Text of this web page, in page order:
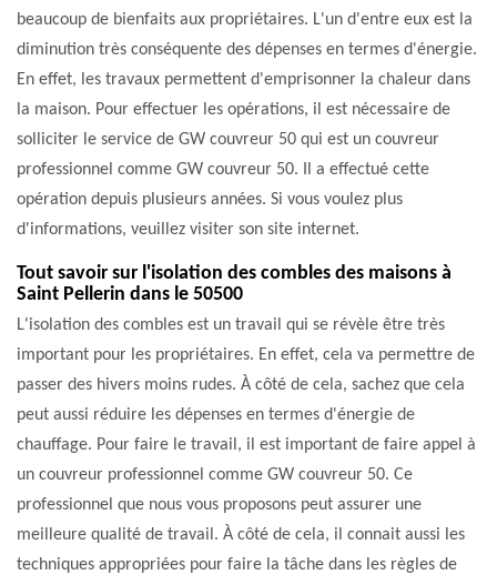
beaucoup de bienfaits aux propriétaires. L'un d'entre eux est la
diminution très conséquente des dépenses en termes d'énergie.
En effet, les travaux permettent d'emprisonner la chaleur dans
la maison. Pour effectuer les opérations, il est nécessaire de
solliciter le service de GW couvreur 50 qui est un couvreur
professionnel comme GW couvreur 50. Il a effectué cette
opération depuis plusieurs années. Si vous voulez plus
d'informations, veuillez visiter son site internet.
Tout savoir sur l'isolation des combles des maisons à
Saint Pellerin dans le 50500
L'isolation des combles est un travail qui se révèle être très
important pour les propriétaires. En effet, cela va permettre de
passer des hivers moins rudes. À côté de cela, sachez que cela
peut aussi réduire les dépenses en termes d'énergie de
chauffage. Pour faire le travail, il est important de faire appel à
un couvreur professionnel comme GW couvreur 50. Ce
professionnel que nous vous proposons peut assurer une
meilleure qualité de travail. À côté de cela, il connait aussi les
techniques appropriées pour faire la tâche dans les règles de